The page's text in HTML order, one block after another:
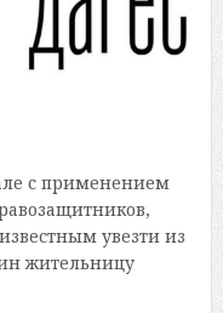
с применением
увезти из
жительницу